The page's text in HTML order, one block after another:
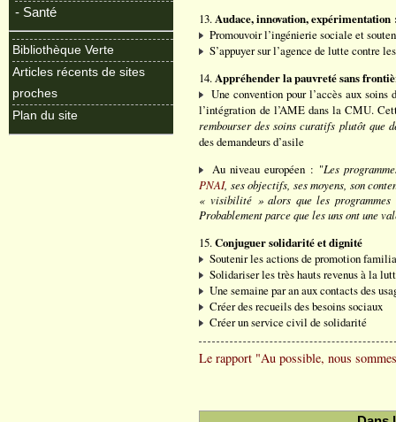
- Santé
Bibliothèque Verte
Articles récents de sites
proches
Plan du site
13.Audace, innovation,
Promouvoir l’ingénierie sociale et
S’appuyer sur l’agence de lutte contre
14.Appréhender la pauvreté sans
Une convention pour l’accès aux soins
l’intégration de l’AME dans la CMU.
rembourser des soins curatifs plutôt que
des demandeurs d’asile
Au niveau européen : "Les
PNAI, ses objectifs, ses moyens, son
« visibilité » alors que les programmes
Probablement parce que les uns ont une
15.Conjuguer solidarité et dignité
Soutenir les actions de promotion
Solidariser les très hauts revenus à la
Une semaine par an aux contacts des
Créer des recueils des besoins sociaux
Créer un service civil de solidarité
Le rapport "Au possible, nous